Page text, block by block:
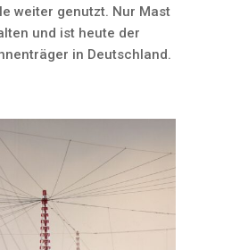
weiter genutzt. Nur Mast
und ist heute der
in Deutschland.